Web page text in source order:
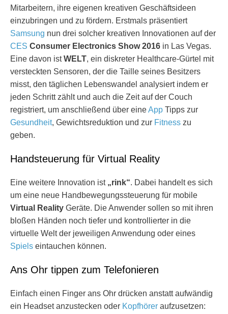
Mitarbeitern, ihre eigenen kreativen Geschäftsideen
einzubringen und zu fördern. Erstmals präsentiert
Samsung nun drei solcher kreativen Innovationen auf der
CES Consumer Electronics Show 2016 in Las Vegas.
Eine davon istWELT, ein diskreter Healthcare-Gürtel mit
versteckten Sensoren, der die Taille seines Besitzers
misst, den täglichen Lebenswandel analysiert indem er
jeden Schritt zählt und auch die Zeit auf der Couch
registriert, um anschließend über eineApp Tipps zur
Gesundheit, Gewichtsreduktion und zur Fitness zu
geben.
Handsteuerung für Virtual Reality
Eine weitere Innovation ist „rink“. Dabei handelt es sich
um eine neue Handbewegungssteuerung für mobile
Virtual Reality Geräte. Die Anwender sollen so mit ihren
bloßen Händen noch tiefer und kontrollierter in die
virtuelle Welt der jeweiligen Anwendung oder eines
Spiels eintauchen können.
Ans Ohr tippen zum Telefonieren
Einfach einen Finger ans Ohr drücken anstatt aufwändig
ein Headset anzustecken oder Kopfhörer aufzusetzen: